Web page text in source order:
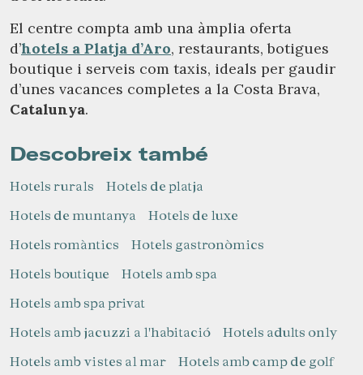
El centre compta amb una àmplia oferta
d’hotels a Platja d’Aro, restaurants, botigues
boutique i serveis com taxis, ideals per gaudir
d’unes vacances completes a la Costa Brava,
Catalunya.
Descobreix també
Hotels rurals
Hotels de platja
Hotels de muntanya
Hotels de luxe
Hotels romàntics
Hotels gastronòmics
Hotels boutique
Hotels amb spa
Hotels amb spa privat
Hotels amb jacuzzi a l'habitació
Hotels adults only
Hotels amb vistes al mar
Hotels amb camp de golf